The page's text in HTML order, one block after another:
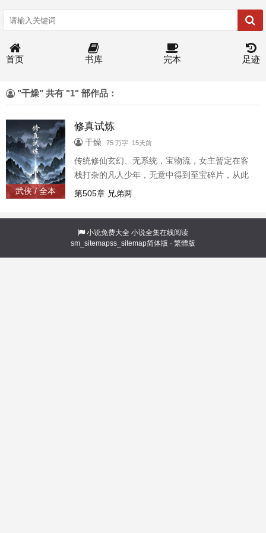
首页 书库 完本 足迹
"干燥" 共有 "1" 部作品：
武侠 / 全本
修真试炼
干燥 75 万字 15天前
传统修仙玄幻、无系统，宝物流，女主暂定在客
栈打杂的凡人少年，无意中得到至宝碎片，从此
踏上修仙之路，踏遍六州，集齐至宝，成就无上
第505章 兄弟两
小说免费大全 小说全集在线阅读
sm_sitemapss_sitemap简体版 · 繁體版